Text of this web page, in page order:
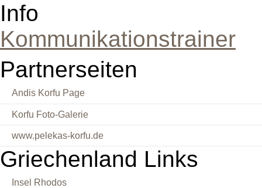
Info
Kommunikationstrainer
Partnerseiten
Andis Korfu Page
Korfu Foto-Galerie
www.pelekas-korfu.de
Griechenland Links
Insel Rhodos